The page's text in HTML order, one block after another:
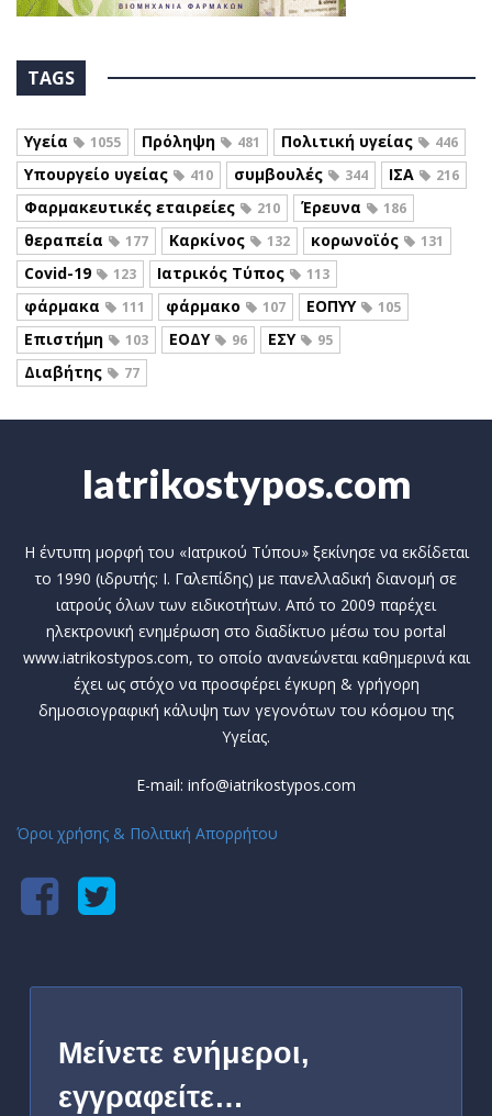
TAGS
Υγεία 1055 Πρόληψη 481 Πολιτική υγείας 446
Υπουργείο υγείας 410 συμβουλές 344 ΙΣΑ 216
Φαρμακευτικές εταιρείες 210 Έρευνα 186
θεραπεία 177 Καρκίνος 132 κορωνοϊός 131
Covid-19 123 Ιατρικός Τύπος 113
φάρμακα 111 φάρμακο 107 ΕΟΠΥΥ 105
Επιστήμη 103 ΕΟΔΥ 96 ΕΣΥ 95
Διαβήτης 77
Iatrikostypos.com
Η έντυπη μορφή του «Ιατρικού Τύπου» ξεκίνησε να εκδίδεται
το 1990 (ιδρυτής: Ι. Γαλεπίδης) με πανελλαδική διανομή σε
ιατρούς όλων των ειδικοτήτων. Από το 2009 παρέχει
ηλεκτρονική ενημέρωση στο διαδίκτυο μέσω του portal
www.iatrikostypos.com, το οποίο ανανεώνεται καθημερινά και
έχει ως στόχο να προσφέρει έγκυρη & γρήγορη
δημοσιογραφική κάλυψη των γεγονότων του κόσμου της
Υγείας.
E-mail: info@iatrikostypos.com
Όροι χρήσης & Πολιτική Απορρήτου
Μείνετε ενήμεροι,
εγγραφείτε…